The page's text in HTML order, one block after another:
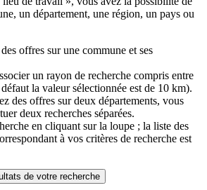
un département, une région, un pays ou
offres sur une commune et ses
un rayon de recherche compris entre
la valeur sélectionnée est de 10 km).
des offres sur deux départements, vous
deux recherches séparées.
en cliquant sur la loupe ; la liste des
à vos critères de recherche est
de votre recherche